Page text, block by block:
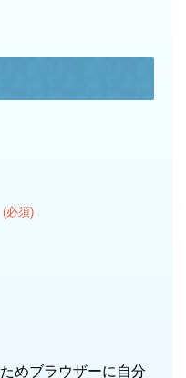
(必須)
めブラウザーに自分